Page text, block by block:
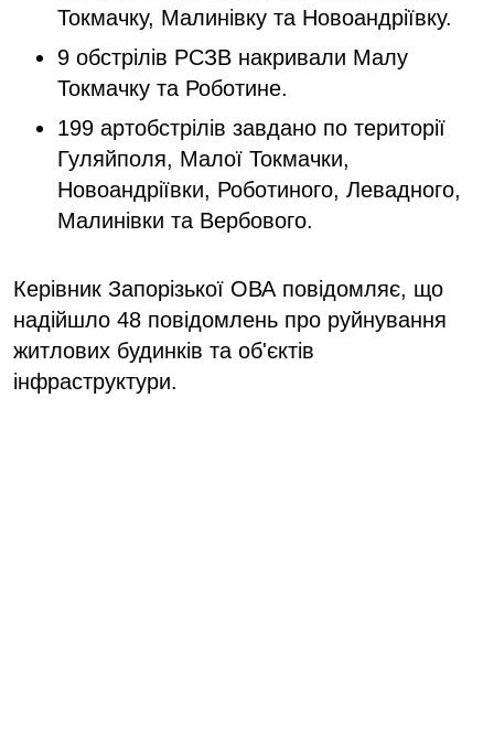
Токмачку, Малинівку та Новоандріївку.
9 обстрілів РСЗВ накривали Малу
Токмачку та Роботине.
199 артобстрілів завдано по території
Гуляйполя, Малої Токмачки,
Новоандріївки, Роботиного, Левадного,
Малинівки та Вербового.
Керівник Запорізької ОВА повідомляє, що
надійшло 48 повідомлень про руйнування
житлових будинків та об'єктів
інфраструктури.